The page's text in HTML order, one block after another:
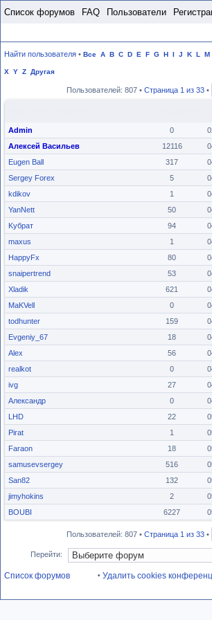
Список форумов FAQ Пользователи
Найти пользователя • Все A B C D E F G H I J K L M
X Y Z Другая
Пользователей: 807 • Страница 1 из 33 •
Admin 0
Алексей Васильев
12116
Eugen Ball
317
Sergey Forex
5
kdikov
1
YanNett
50
Kубрат
94
maxus
1
HappyFx
80
snaipertrend
53
Xladik
621
MaKVell
0
todhunter
159
Evgeniy_67
18
Alex
56
realkot
0
ivg
27
Александр
0
LHD
22
Pirat
1
Faraon
18
samusevsergey
516
San82
132
jimyhokins
2
BOUBI
6227
Пользователей: 807 • Страница 1 из 33 •
Перейти:
Список форумов • Удалить cookies